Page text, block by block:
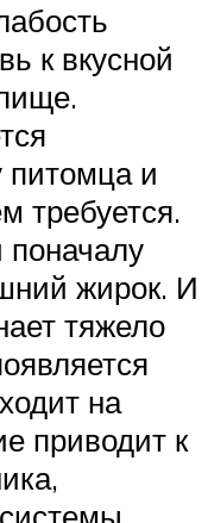
к вкусной
питомца и
требуется.
поначалу
жирок. И
тяжело
на
приводит к